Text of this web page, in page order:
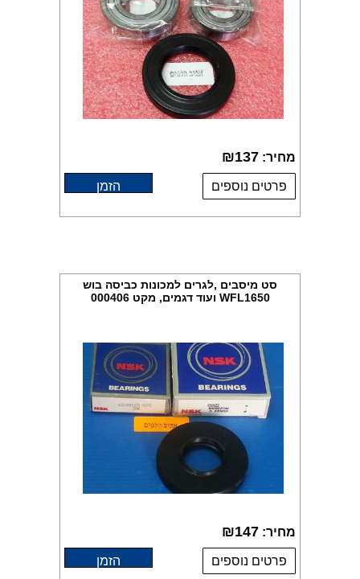
מחיר: ₪137
פרטים נוספים הזמן
סט מיסבים ,לגרים למכונות כביסה בוש
WFL1650 ועוד דגמים, מקט 000406
מחיר: ₪147
פרטים נוספים הזמן